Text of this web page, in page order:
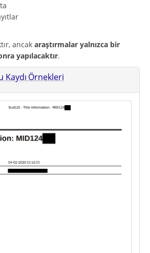
ancak araştırmalar yalnızca bir
yapılacaktır.
Kaydı Örnekleri